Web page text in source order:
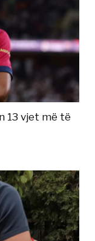
13 vjet më të